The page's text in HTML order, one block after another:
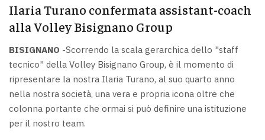
Ilaria Turano confermata assistant-coach
alla Volley Bisignano Group
BISIGNANO -Scorrendo la scala gerarchica dello "staff
tecnico" della Volley Bisignano Group, è il momento di
ripresentare la nostra Ilaria Turano, al suo quarto anno
nella nostra società, una vera e propria icona oltre che
colonna portante che ormai si può definire una istituzione
per il nostro team.